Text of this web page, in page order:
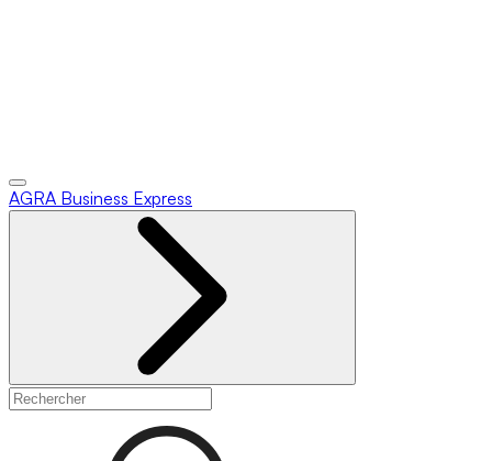
AGRA Business Express